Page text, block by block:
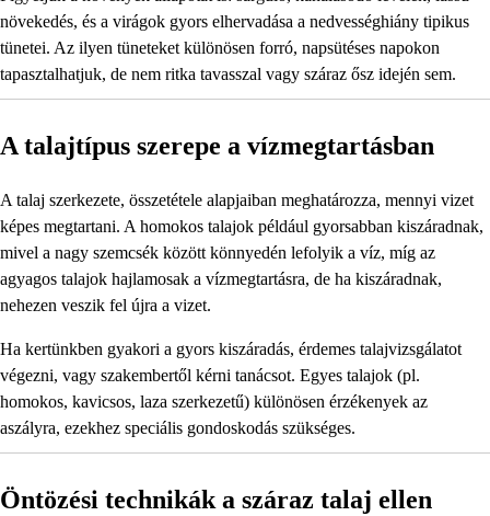
növekedés, és a virágok gyors elhervadása a nedvességhiány tipikus
tünetei. Az ilyen tüneteket különösen forró, napsütéses napokon
tapasztalhatjuk, de nem ritka tavasszal vagy száraz ősz idején sem.
A talajtípus szerepe a vízmegtartásban
A talaj szerkezete, összetétele alapjaiban meghatározza, mennyi vizet
képes megtartani. A homokos talajok például gyorsabban kiszáradnak,
mivel a nagy szemcsék között könnyedén lefolyik a víz, míg az
agyagos talajok hajlamosak a vízmegtartásra, de ha kiszáradnak,
nehezen veszik fel újra a vizet.
Ha kertünkben gyakori a gyors kiszáradás, érdemes talajvizsgálatot
végezni, vagy szakembertől kérni tanácsot. Egyes talajok (pl.
homokos, kavicsos, laza szerkezetű) különösen érzékenyek az
aszályra, ezekhez speciális gondoskodás szükséges.
Öntözési technikák a száraz talaj ellen